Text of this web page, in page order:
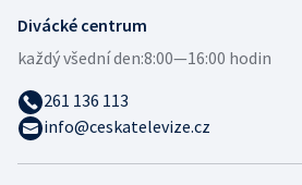
Divácké centrum
každý všední den:8:00—16:00 hodin
261 136 113
info@ceskatelevize.cz